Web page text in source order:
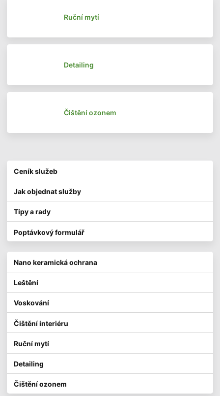
Ruční mytí
Detailing
Čištění ozonem
Nano keramická ochrana
Leštění
Voskování
Čištění interiéru
Ruční mytí
Detailing
Čištění ozonem
Ceník služeb
Jak objednat služby
Tipy a rady
Poptávkový formulář